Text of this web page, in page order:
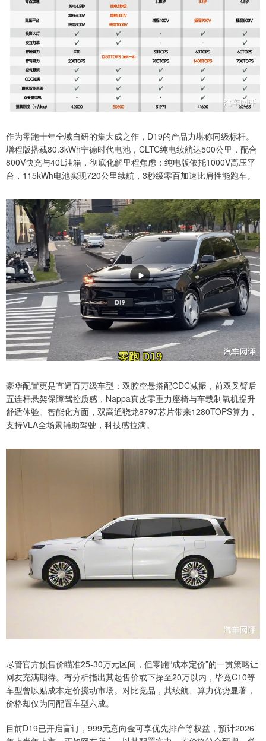
作为零跑十年全域自研的集大成之作，D19的产品力堪称同级标杆。
增程版搭载80.3kWh宁德时代电池，CLTC纯电续航达500公里，配合
800V快充与40L油箱，彻底化解里程焦虑；纯电版依托1000V高压平
台，115kWh电池实现720公里续航，3秒级零百加速比肩性能跑车。
豪华配置更是直逼百万级车型：双腔空悬搭配CDC减振，前双叉臂后
五连杆悬架保障驾控质感，Nappa真皮零重力座椅与车载制氧机提升
舒适体验。智能化方面，双高通骁龙8797芯片带来1280TOPS算力，
支持VLA全场景辅助驾驶，科技感拉满。
尽管官方预售价瞄准25-30万元区间，但零跑“成本定价”的一贯策略让
网友充满期待。有分析指出其起售价或下探至20万以内，毕竟C10等
车型曾以贴成本定价搅动市场。对比竞品，其续航、算力优势显著，
价格却仅为同配置车型六成。
目前D19已开启盲订，999元意向金可享优先排产等权益，预计2026